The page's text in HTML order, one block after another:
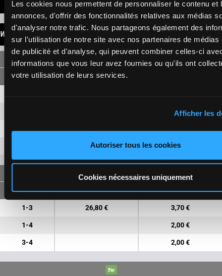
Les cookies nous permettent de personnaliser le contenu et
annonces, d'offrir des fonctionnalités relatives aux médias
d'analyser notre trafic. Nous partageons également des
sur l'utilisation de notre site avec nos partenaires de médias
de publicité et d'analyse, qui peuvent combiner celles-ci
informations que vous leur avez fournies ou qu'ils ont
votre utilisation de leurs services.
Afficher les
Autoriser tous les cookies
Cookies nécessaires uniquement
LATEST NEWS
WINNINGS
FORECAST
1-3 26,80 € 3,70 €
1-4 2,00 €
3-4 2,00 €